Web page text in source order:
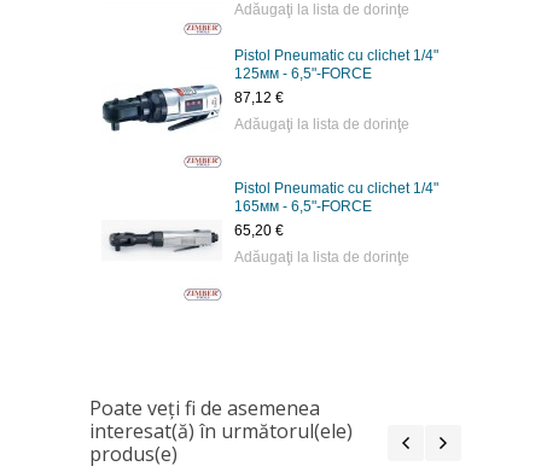
Adăugaţi la lista de dorinţe
Pistol Pneumatic cu clichet 1/4"
125мм - 6,5"-FORCE
87,12 €
Adăugaţi la lista de dorinţe
Pistol Pneumatic cu clichet 1/4"
165мм - 6,5"-FORCE
65,20 €
Adăugaţi la lista de dorinţe
Poate veţi fi de asemenea
interesat(ă) în următorul(ele)
produs(e)